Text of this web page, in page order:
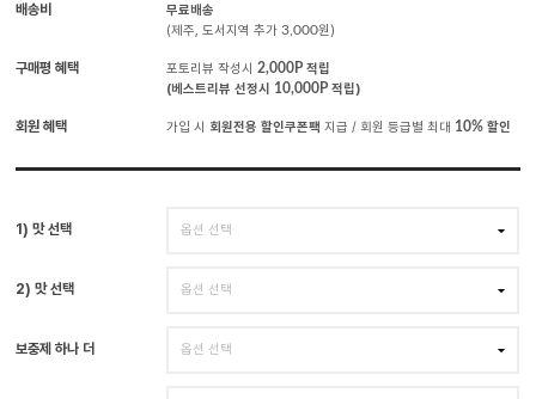
배송비
무료배송
(제주, 도서지역 추가 3,000원)
구매평 혜택 포토리뷰 작성시 2,000P적립
(베스트리뷰 선정시 10,000P적립)
회원 혜택 가입 시 회원전용 할인쿠폰팩 지급 / 회원 등급별 최대 10%할인
1) 맛 선택
2) 맛 선택
보충제 하나 더